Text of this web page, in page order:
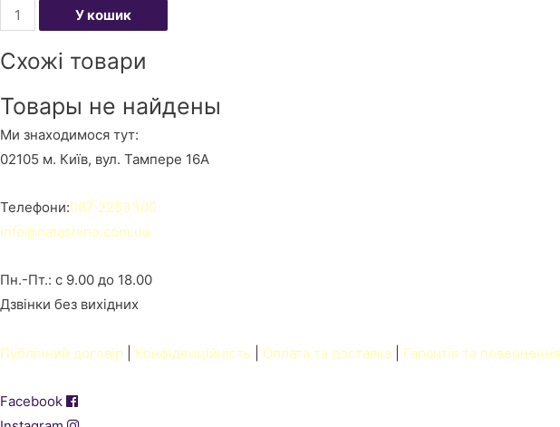
Import
placeholder
for
кількість
У кошик
Схожі товари
Товары не найдены
Ми знаходимося тут:
02105 м. Київ, вул. Тампере 16А
Телефони:067 2253300
info@natashino.com.ua
Пн.-Пт.: с 9.00 до 18.00
Дзвінки без вихідних
Публічний договір Конфіденційність Оплата та доставка Гарантія та повернення
Facebook